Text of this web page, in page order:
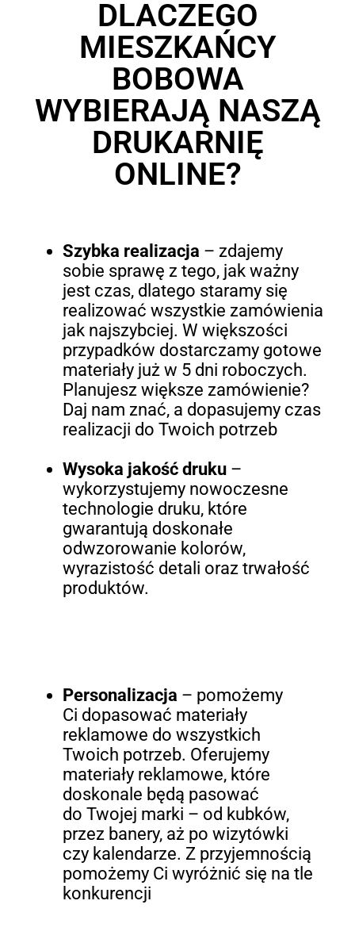
DLACZEGO
MIESZKAŃCY
BOBOWA
WYBIERAJĄ NASZĄ
DRUKARNIĘ
ONLINE?
Szybka realizacja – zdajemy
sobie sprawę z tego, jak ważny
jest czas, dlatego staramy się
realizować wszystkie zamówienia
jak najszybciej. W większości
przypadków dostarczamy gotowe
materiały już w 5 dni roboczych.
Planujesz większe zamówienie?
Daj nam znać, a dopasujemy czas
realizacji do Twoich potrzeb
Wysoka jakość druku–
wykorzystujemy nowoczesne
technologie druku, które
gwarantują doskonałe
odwzorowanie kolorów,
wyrazistość detali oraz trwałość
produktów.
Personalizacja – pomożemy
Ci dopasować materiały
reklamowe do wszystkich
Twoich potrzeb. Oferujemy
materiały reklamowe, które
doskonale będą pasować
do Twojej marki – od kubków,
przez banery, aż po wizytówki
czy kalendarze. Z przyjemnością
pomożemy Ci wyróżnić się na tle
konkurencji